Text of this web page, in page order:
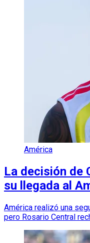
América
La decisión de
su llegada al
América realizó una
pero Rosario Central